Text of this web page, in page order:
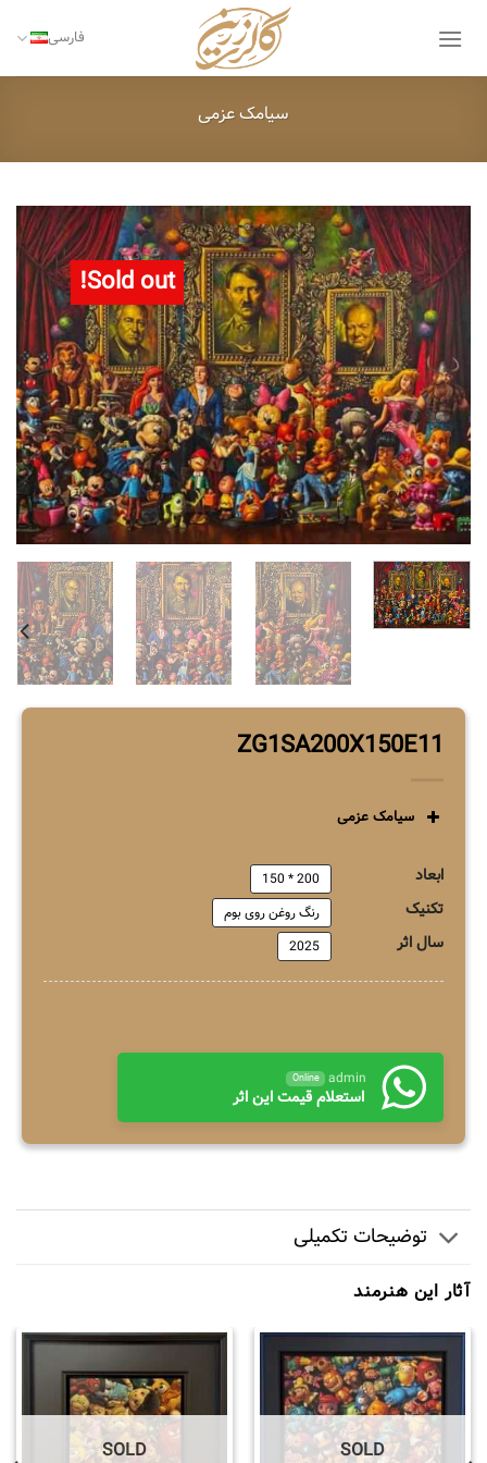
فارسی
سیامک عزمی
Sold out!
ZG1SA200X150E11
سیامک عزمی
ابعاد 200 * 150
تکنیک رنگ روغن روی بوم
سال اثر 2025
admin
Online
استعلام قیمت این اثر
توضیحات تکمیلی
آثار این هنرمند
SOLD
SOLD